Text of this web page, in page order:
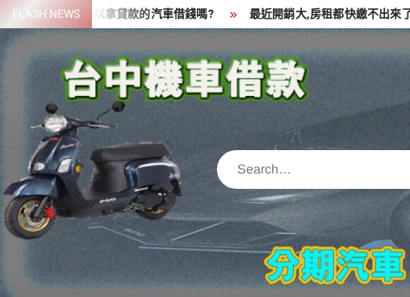
Skip
to
content
FLASH NEWS
資金,可以拿貸款的汽車借錢嗎? 最近開銷大,房租都快繳不出來了,可以
Search